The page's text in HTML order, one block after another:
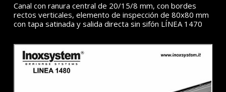
Canal con ranura central de 20/15/8 mm, con bordes
rectos verticales, elemento de inspección de 80x80 mm
con tapa satinada y salida directa sin sifón LÍNEA 1470